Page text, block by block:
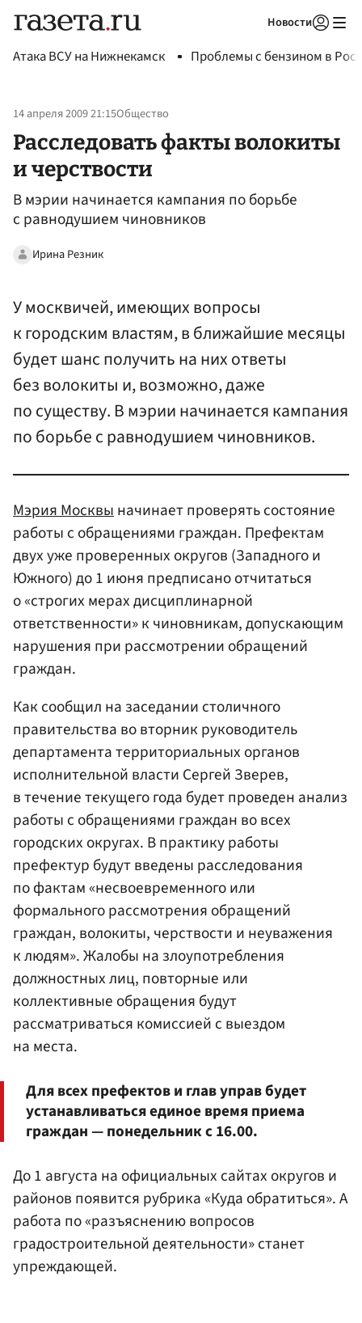
Новости
Атака ВСУ на Нижнекамск Проблемы с бензином в
14 апреля 2009 21:15Общество
Расследовать факты волокиты
и черствости
В мэрии начинается кампания по борьбе
с равнодушием чиновников
Ирина Резник
У москвичей, имеющих вопросы
к городским властям, в ближайшие месяцы
будет шанс получить на них ответы
без волокиты и, возможно, даже
по существу. В мэрии начинается кампания
по борьбе с равнодушием чиновников.
Мэрия Москвы начинает проверять состояние
работы с обращениями граждан. Префектам
двух уже проверенных округов (Западного и
Южного) до 1 июня предписано отчитаться
о «строгих мерах дисциплинарной
ответственности» к чиновникам, допускающим
нарушения при рассмотрении обращений
граждан.
Как сообщил на заседании столичного
правительства во вторник руководитель
департамента территориальных органов
исполнительной власти Сергей Зверев,
в течение текущего года будет проведен анализ
работы с обращениями граждан во всех
городских округах. В практику работы
префектур будут введены расследования
по фактам «несвоевременного или
формального рассмотрения обращений
граждан, волокиты, черствости и неуважения
к людям». Жалобы на злоупотребления
должностных лиц, повторные или
коллективные обращения будут
рассматриваться комиссией с выездом
на места.
Для всех префектов и глав управ будет
устанавливаться единое время приема
граждан — понедельник с 16.00.
До 1 августа на официальных сайтах округов и
районов появится рубрика «Куда обратиться». А
работа по «разъяснению вопросов
градостроительной деятельности» станет
упреждающей.